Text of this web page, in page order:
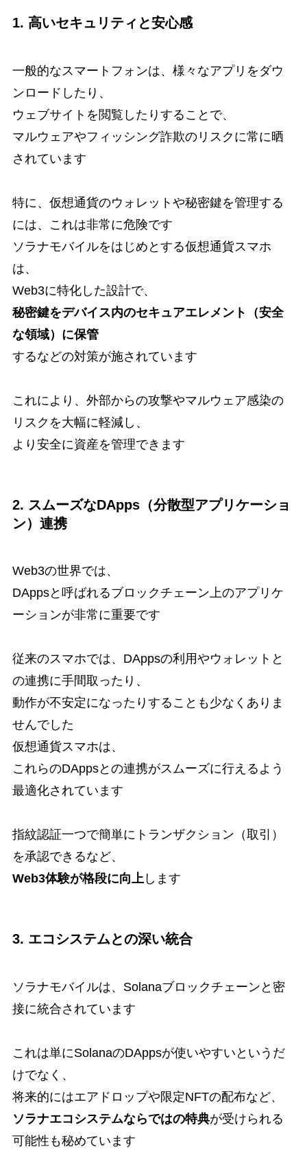
1. 高いセキュリティと安心感
一般的なスマートフォンは、様々なアプリをダウ
ンロードしたり、
ウェブサイトを閲覧したりすることで、
マルウェアやフィッシング詐欺のリスクに常に晒
されています
特に、仮想通貨のウォレットや秘密鍵を管理する
には、これは非常に危険です
ソラナモバイルをはじめとする仮想通貨スマホ
は、
Web3に特化した設計で、
秘密鍵をデバイス内のセキュアエレメント（安全
な領域）に保管
するなどの対策が施されています
これにより、外部からの攻撃やマルウェア感染の
リスクを大幅に軽減し、
より安全に資産を管理できます
2. スムーズなDApps（分散型アプリケーショ
ン）連携
Web3の世界では、
DAppsと呼ばれるブロックチェーン上のアプリケ
ーションが非常に重要です
従来のスマホでは、DAppsの利用やウォレットと
の連携に手間取ったり、
動作が不安定になったりすることも少なくありま
せんでした
仮想通貨スマホは、
これらのDAppsとの連携がスムーズに行えるよう
最適化されています
指紋認証一つで簡単にトランザクション（取引）
を承認できるなど、
Web3体験が格段に向上します
3. エコシステムとの深い統合
ソラナモバイルは、Solanaブロックチェーンと密
接に統合されています
これは単にSolanaのDAppsが使いやすいというだ
けでなく、
将来的にはエアドロップや限定NFTの配布など、
ソラナエコシステムならではの特典が受けられる
可能性も秘めています